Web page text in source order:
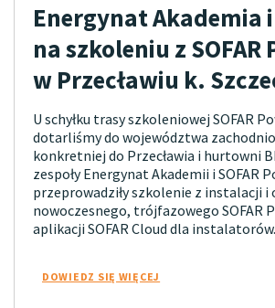
Energynat Akademia i
na szkoleniu z SOFAR
w Przecławiu k.
U schyłku trasy szkoleniowej SOFAR
dotarliśmy do województwa
konkretniej do Przecławia i hurtowni
zespoły Energynat Akademii i SOFAR
przeprowadziły szkolenie z instalacji i
nowoczesnego, trójfazowego SOFAR
aplikacji SOFAR Cloud dla instalatorów.
DOWIEDZ SIĘ WIĘCEJ